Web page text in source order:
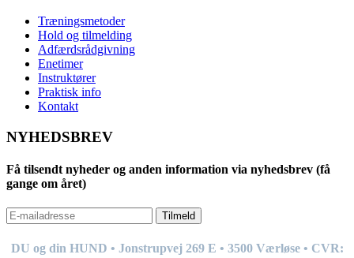
Træningsmetoder
Hold og tilmelding
Adfærdsrådgivning
Enetimer
Instruktører
Praktisk info
Kontakt
NYHEDSBREV
Få tilsendt nyheder og anden information via nyhedsbrev (få
gange om året)
Tilmeld
DU og din HUND • Jonstrupvej 269 E • 3500 Værløse • CVR: